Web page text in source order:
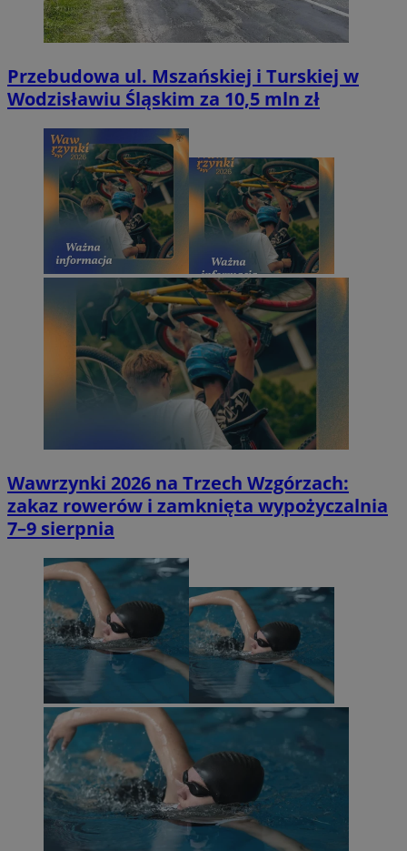
Przebudowa ul. Mszańskiej i Turskiej w
Wodzisławiu Śląskim za 10,5 mln zł
Wawrzynki 2026 na Trzech Wzgórzach:
zakaz rowerów i zamknięta wypożyczalnia
7–9 sierpnia